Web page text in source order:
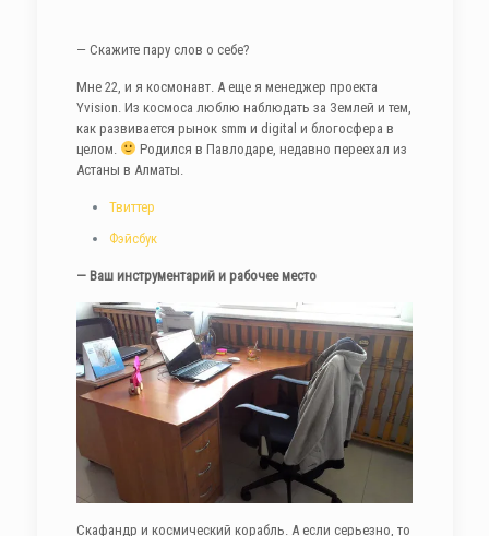
— Скажите пару слов о себе?
Мне 22, и я космонавт. А еще я менеджер проекта
Yvision. Из космоса люблю наблюдать за Землей и тем,
как развивается рынок smm и digital и блогосфера в
целом.
Родился в Павлодаре, недавно переехал из
Астаны в Алматы.
Твиттер
Фэйсбук
— Ваш инструментарий и рабочее место
Скафандр и космический корабль. А если серьезно, то